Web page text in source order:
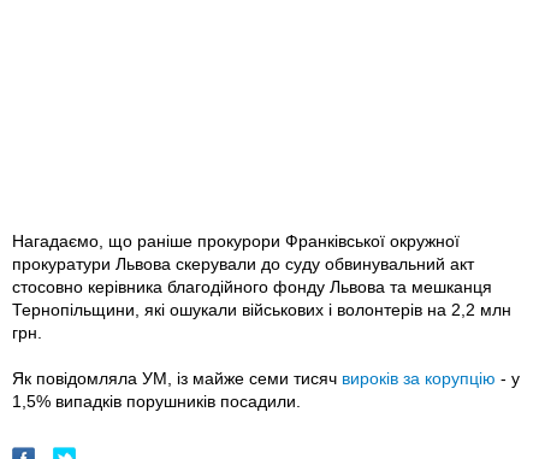
Нагадаємо, що раніше прокурори Франківської окружної
прокуратури Львова скерували до суду обвинувальний акт
стосовно керівника благодійного фонду Львова та мешканця
Тернопільщини, які ошукали військових і волонтерів на 2,2 млн
грн.
Як повідомляла УМ, із майже семи тисяч вироків за корупцію - у
1,5% випадків порушників посадили.